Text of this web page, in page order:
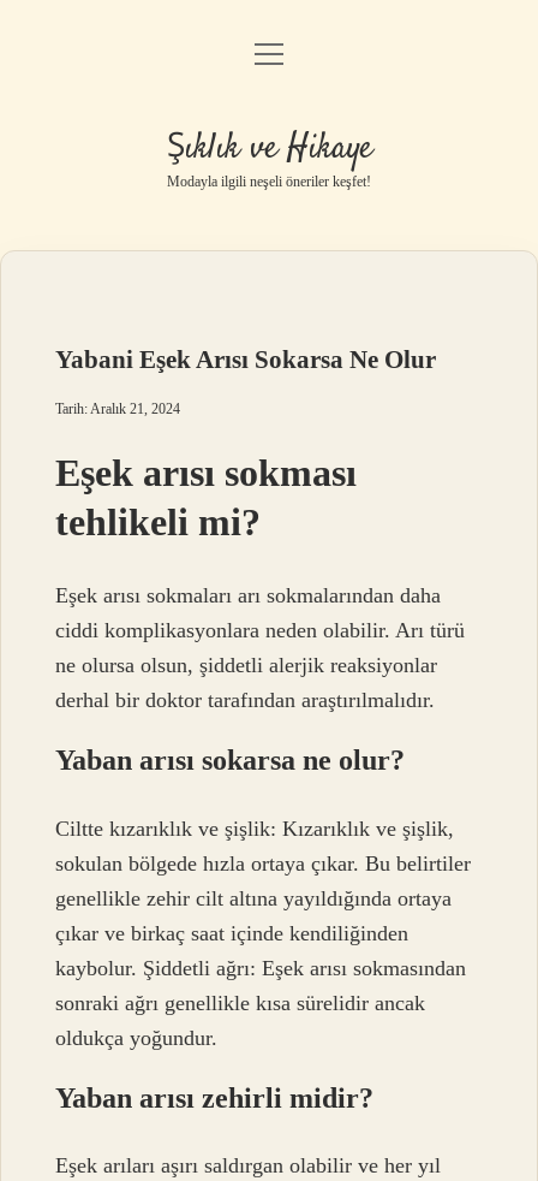
Gizlilik Politikası
Yasal Uyarı
menüyü
Şıklık ve Hikaye
Modayla ilgili neşeli öneriler keşfet!
Yabani Eşek Arısı Sokarsa Ne Olur
Tarih: Aralık 21, 2024
Eşek arısı sokması
tehlikeli mi?
Eşek arısı sokmaları arı sokmalarından daha
ciddi komplikasyonlara neden olabilir. Arı türü
ne olursa olsun, şiddetli alerjik reaksiyonlar
derhal bir doktor tarafından araştırılmalıdır.
Yaban arısı sokarsa ne olur?
Ciltte kızarıklık ve şişlik: Kızarıklık ve şişlik,
sokulan bölgede hızla ortaya çıkar. Bu belirtiler
genellikle zehir cilt altına yayıldığında ortaya
çıkar ve birkaç saat içinde kendiliğinden
kaybolur. Şiddetli ağrı: Eşek arısı sokmasından
sonraki ağrı genellikle kısa sürelidir ancak
oldukça yoğundur.
Yaban arısı zehirli midir?
Eşek arıları aşırı saldırgan olabilir ve her yıl